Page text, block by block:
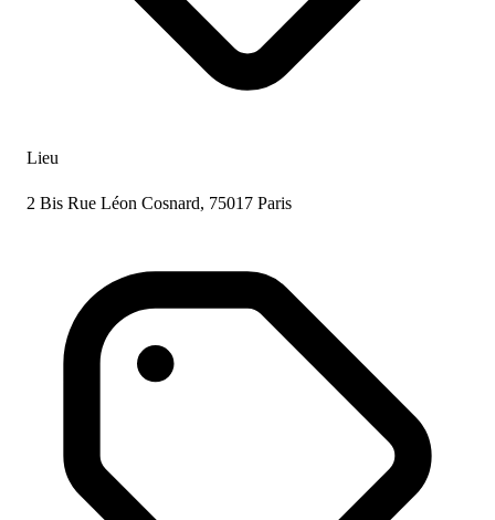
Lieu
2 Bis Rue Léon Cosnard, 75017 Paris